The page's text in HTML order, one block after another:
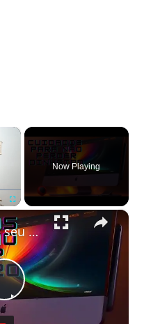
×
Now Playing
×
Play
Não Arrisque seu Dinheiro: Como Avaliar se uma Loja Online é Confiável!